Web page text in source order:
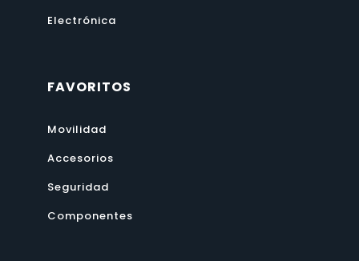
Electrónica
FAVORITOS
Movilidad
Accesorios
Seguridad
Componentes